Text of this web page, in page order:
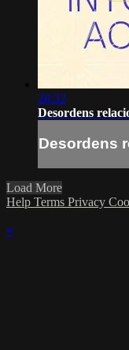
28:32
Desordens
Desordens
Load More
Help Terms Privacy
×